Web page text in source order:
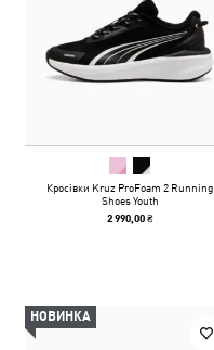
Кросівки Kruz ProFoam 2 Running
Shoes Youth
2 990,00 ₴
НОВИНКА